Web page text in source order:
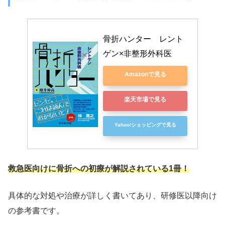
骨折ハンター　レント
ゲン×非整形外科医
Amazonで見る
楽天市場で見る
Yahoo!ショッピングで見る
救急医向けに骨折への初療が解説されている1冊！
具体的な対処や治療が詳しく書いてあり、研修医以降向け
の参考書です。